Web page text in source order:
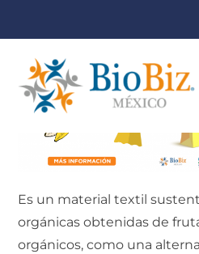
Es un material textil
orgánicas obtenidas de
orgánicos, como una